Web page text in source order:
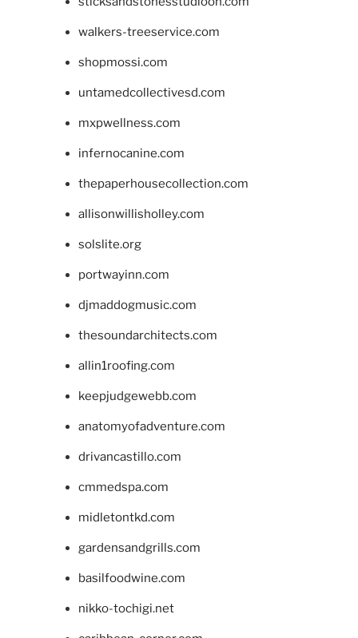
walkers-treeservice.com
shopmossi.com
untamedcollectivesd.com
mxpwellness.com
infernocanine.com
thepaperhousecollection.com
allisonwillisholley.com
solslite.org
portwayinn.com
djmaddogmusic.com
thesoundarchitects.com
allin1roofing.com
keepjudgewebb.com
anatomyofadventure.com
drivancastillo.com
cmmedspa.com
midletontkd.com
gardensandgrills.com
basilfoodwine.com
nikko-tochigi.net